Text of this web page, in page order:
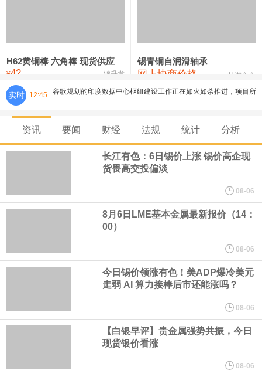
氯化镍 38,300—40,300 39,300 0
H62黄铜棒 六角棒 现货供应
¥42 锦升发
锡青铜自润滑轴承
网上协商价格 芜湖合金
实时 12:45
谷歌规划的印度数据中心枢纽建设工作正在如火如荼推进，项目所
环保人士的反对声浪持续高涨，给这家美国科技巨头总规模 150 亿
美元的项目制造重重阻碍
欧股开盘涨跌不一，德国DAX指数跌0.29%，英国富时100指数涨
0.08%，法国CAC40指数涨0.03%，欧洲斯托克50指数跌0.15%，
意大利富时MIB指数跌0.18%。
LME伦镍日内跌超3.00%，现报16574.100美元/吨。
瑞士7月季调后失业率 3.1%，预期 3.1%，前值 3.1%。瑞士7月未
季调失业率 3%，预期 3%，前值 2.9%。
商品期货收盘，黄金连续涨3.44%，焦炭连续涨2.72%，铁矿石连续
资讯 要闻 财经 法规 统计 分析
长江有色：6日锡价上涨 锡价高企现
货畏高交投偏淡
08-06
8月6日LME基本金属最新报价（14：
00）
08-06
今日锡价领涨有色！美ADP爆冷美元
走弱 AI 算力接棒后市还能涨吗？
08-06
【白银早评】贵金属强势共振，今日
现货银价看涨
08-06